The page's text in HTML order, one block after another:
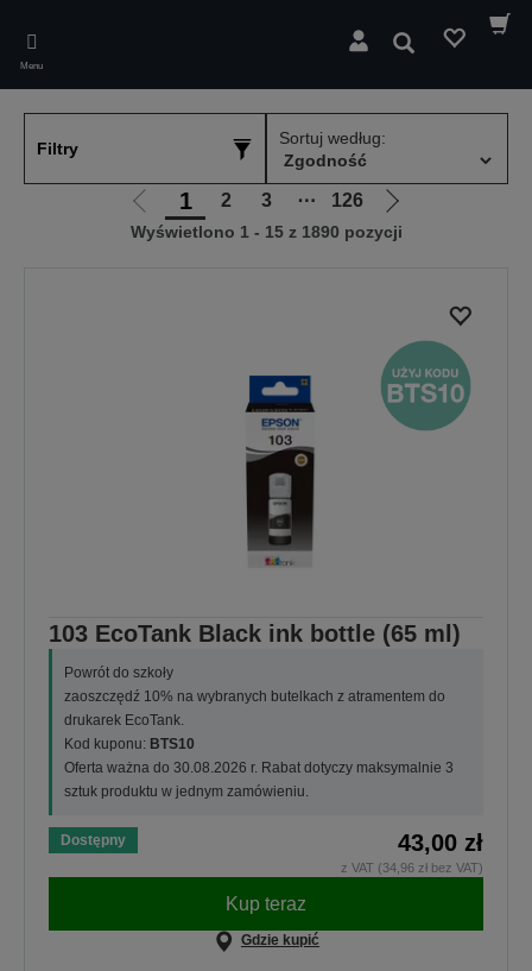
main
content
Menu
Wyszukaj
Filtry
Sortuj według:
Przejdź
do
1 2 3 ⋯ 126
Przejdź
do
Wyświetlono 1 - 15 z 1890 pozycji
103 EcoTank Black ink bottle (65 ml)
Powrót do szkoły
zaoszczędź 10% na wybranych butelkach z atramentem do
drukarek EcoTank.
Kod kuponu: BTS10
Oferta ważna do 30.08.2026 r. Rabat dotyczy maksymalnie 3
sztuk produktu w jednym zamówieniu.
Dostępny 43,00 zł
z VAT (34,96 zł bez VAT)
Kup teraz
Gdzie kupić